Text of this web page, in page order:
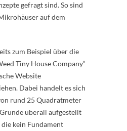
gefragt sind. So sind
auf dem
zum Beispiel über die
Tiny House Company“
Website
Dabei handelt es sich
rund 25 Quadratmeter
überall aufgestellt
kein Fundament